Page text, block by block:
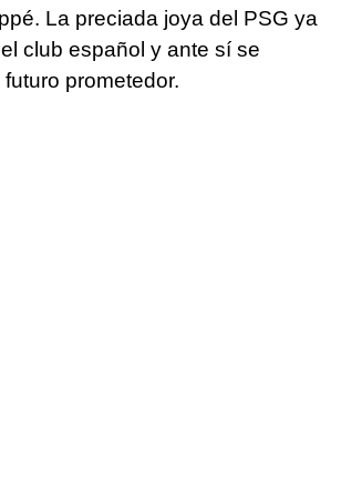
La preciada joya del PSG ya
club español y ante sí se
prometedor.